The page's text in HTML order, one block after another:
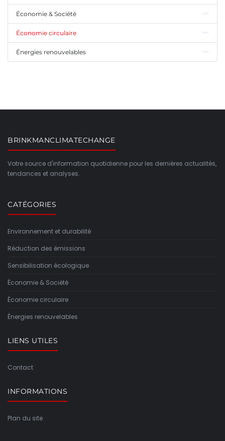
Économie & Société
Économie circulaire
Énergies renouvelables
BRINKMANCLIMATECHANGE
Votre source d'information quotidienne pour les dernières actualités,
tendances et analyses.
CATÉGORIES
Environnement et durabilité
Réduction des émissions
Sensibilisation écologique
Économie & Société
Économie circulaire
Énergies renouvelables
LIENS UTILES
Contact
INFORMATIONS
Plan du site